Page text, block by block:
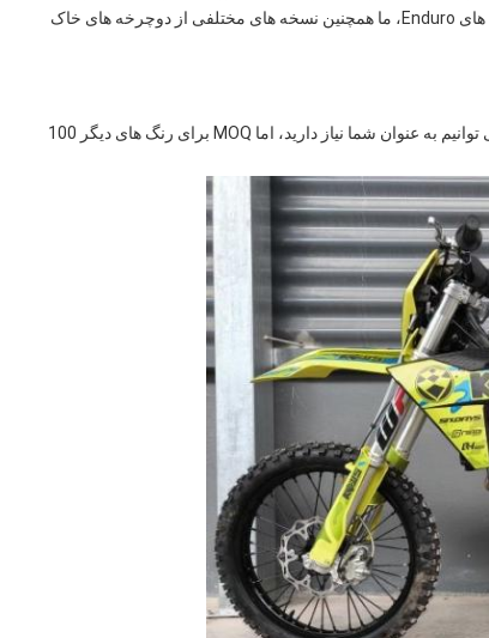
، K22 ((HUSQ 2020) ، K23 ((KTM 2023) ، رالی 450 داریم.علاوه بر مدل های Enduro، ما همچنین نسخه های مختلفی از دوچرخه های خاک
ما نارنجی، سیاه، سفید سه رنگ اختیاری داریم. و برای رنگ های دیگر ما می توانیم به عنوان شما نیاز دارید، اما MOQ برای رنگ های دیگر 100